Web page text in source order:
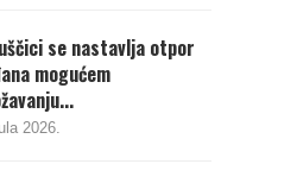
se nastavlja otpor
mogućem
2026.